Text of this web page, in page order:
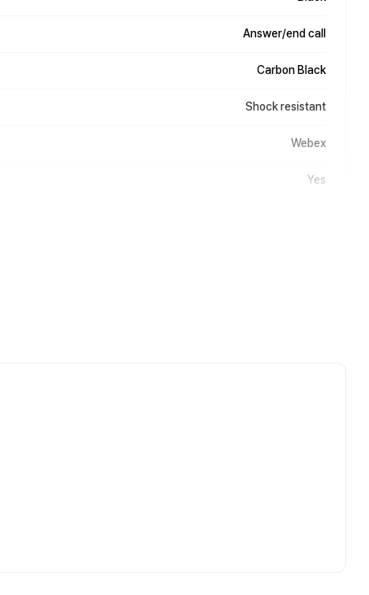
Answer/end call
Carbon Black
Shock resistant
Webex
Yes